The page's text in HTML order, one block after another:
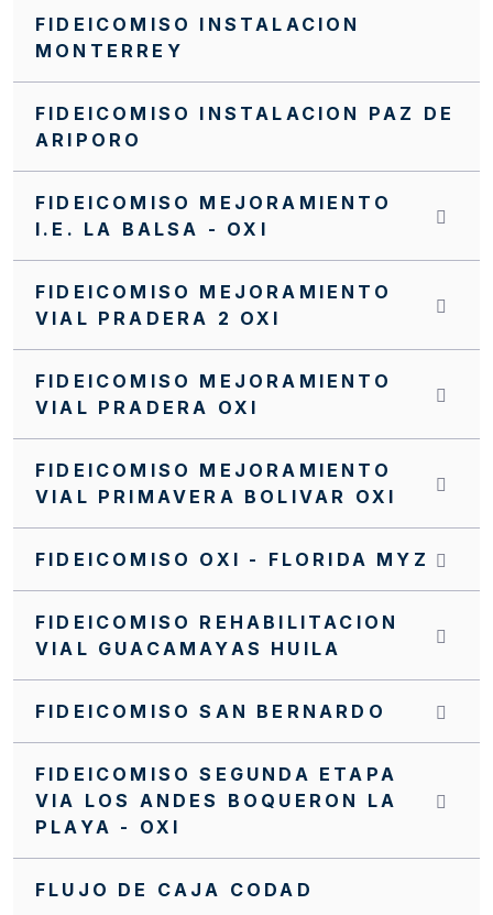
Invitación Abierta No. FFIE 006 de 2016
Invitación Abierta No 16 de 2019
INVITACIÓN INTERNA SI0071 FFIE DE 2023
INVITACIÓN INTERNA SI0068 FFIE DE 2023
INVITACIÓN INTERNA No.SA0057 FFIE 2022
INVITACIÓN INTERNA NO. SI0062 FFIE DE
2022
INVITACIÓN CERRADA SC0188 FFIE 2025
INVITACIÓN CERRADA SC0186 FFIE 2025
INVITACIÓN CERRADA SC0182 FFIE 2025
INVITACIÓN CERRADA SC0178 FFIE 2025
FIDEICOMISO INSTALACION
MONTERREY
FIDEICOMISO INSTALACION PAZ DE
ARIPORO
FIDEICOMISO MEJORAMIENTO
I.E. LA BALSA - OXI
FIDEICOMISO MEJORAMIENTO
VIAL PRADERA 2 OXI
FIDEICOMISO MEJORAMIENTO
VIAL PRADERA OXI
FIDEICOMISO MEJORAMIENTO
VIAL PRIMAVERA BOLIVAR OXI
FIDEICOMISO OXI - FLORIDA MYZ
FIDEICOMISO REHABILITACION
VIAL GUACAMAYAS HUILA
FIDEICOMISO SAN BERNARDO
FIDEICOMISO SEGUNDA ETAPA
VIA LOS ANDES BOQUERON LA
PLAYA - OXI
FLUJO DE CAJA CODAD